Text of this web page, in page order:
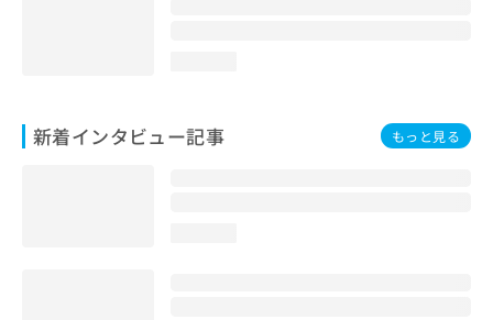
新着インタビュー記事 もっと見る